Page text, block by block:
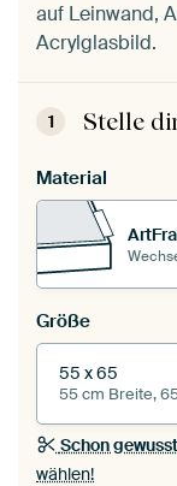
auf Leinwand,
Acrylglasbild.
1 Stelle
Material
Größe
55 x 65
55 cm Breite,
Schon
wählen!